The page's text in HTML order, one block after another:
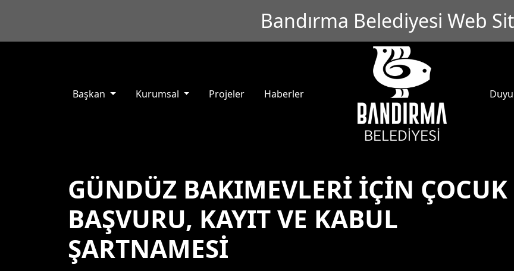
Bandırma Belediyesi Web
Başkan Kurumsal Projeler Haberler
GÜNDÜZ BAKIMEVLERİ İÇİN ÇOCUK
BAŞVURU, KAYIT VE KABUL
ŞARTNAMESİ